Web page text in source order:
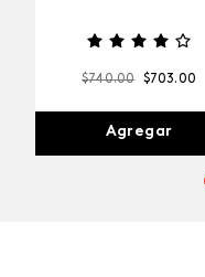
$740.00 $703.00
Agregar